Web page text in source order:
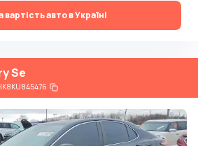
вартість авто в Україні
Se